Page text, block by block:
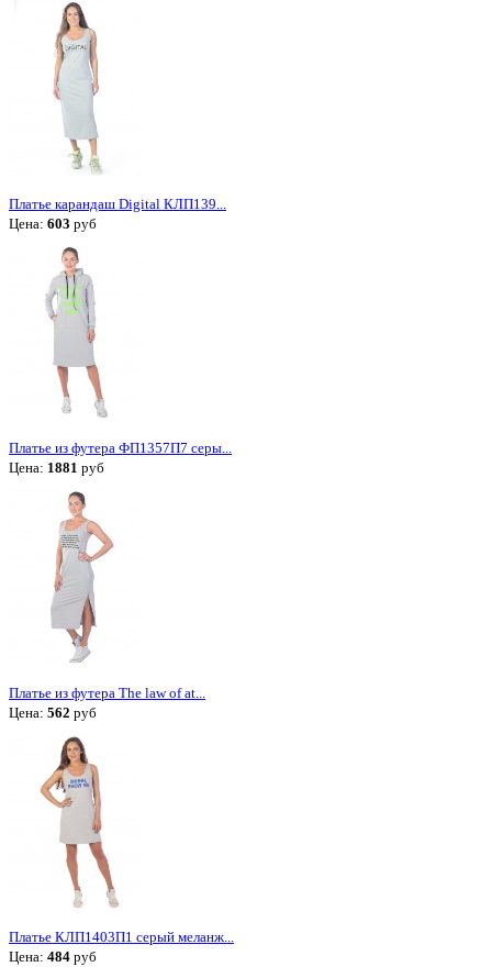
Платье карандаш Digital КЛП139...
Цена: 603 руб
Платье из футера ФП1357П7 серы...
Цена: 1881 руб
Платье из футера The law of at...
Цена: 562 руб
Платье КЛП1403П1 серый меланж...
Цена: 484 руб